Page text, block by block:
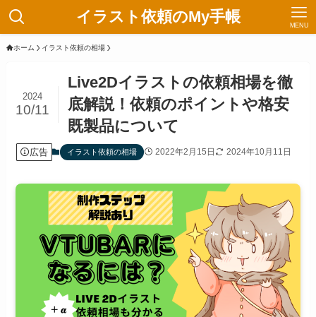
イラスト依頼のMy手帳 MENU
ホーム イラスト依頼の相場
Live2Dイラストの依頼相場を徹
底解説！依頼のポイントや格安
既製品について
2024
10/11
広告 イラスト依頼の相場 2022年2月15日 2024年10月11日